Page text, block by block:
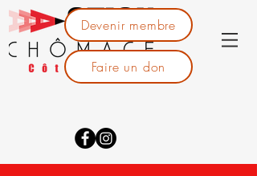
Devenir membre
Faire un don